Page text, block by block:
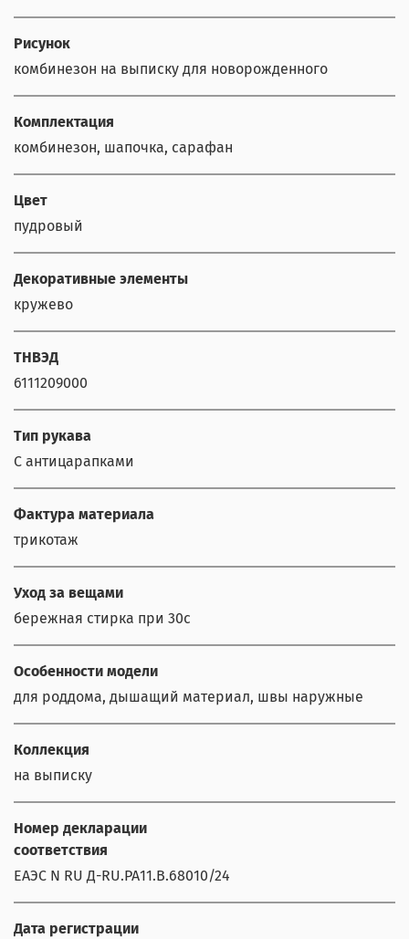
Рисунок
комбинезон на выписку для новорожденного
Комплектация
комбинезон, шапочка, сарафан
Цвет
пудровый
Декоративные элементы
кружево
ТНВЭД
6111209000
Тип рукава
С антицарапками
Фактура материала
трикотаж
Уход за вещами
бережная стирка при 30с
Особенности модели
для роддома, дышащий материал, швы наружные
Коллекция
на выписку
Номер декларации
соответствия
ЕАЭС N RU Д-RU.РА11.В.68010/24
Дата регистрации